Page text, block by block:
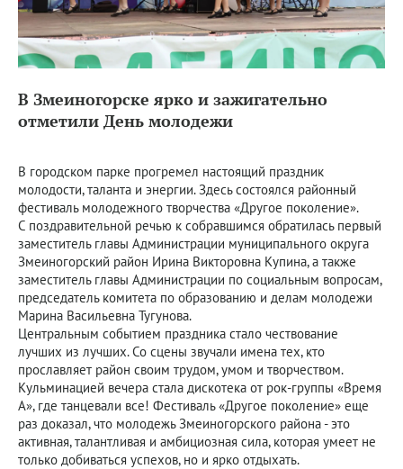
В Змеиногорске ярко и зажигательно
отметили День молодежи
В городском парке прогремел настоящий праздник
молодости, таланта и энергии. Здесь состоялся районный
фестиваль молодежного творчества «Другое поколение».
С поздравительной речью к собравшимся обратилась первый
заместитель главы Администрации муниципального округа
Змеиногорский район Ирина Викторовна Купина, а также
заместитель главы Администрации по социальным вопросам,
председатель комитета по образованию и делам молодежи
Марина Васильевна Тугунова.
Центральным событием праздника стало чествование
лучших из лучших. Со сцены звучали имена тех, кто
прославляет район своим трудом, умом и творчеством.
Кульминацией вечера стала дискотека от рок-группы «Время
А», где танцевали все! Фестиваль «Другое поколение» еще
раз доказал, что молодежь Змеиногорского района - это
активная, талантливая и амбициозная сила, которая умеет не
только добиваться успехов, но и ярко отдыхать.